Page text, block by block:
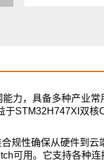
力，具备多种产业
STM32H747XI双核
规性确保从硬件到云
可用。它支持各种